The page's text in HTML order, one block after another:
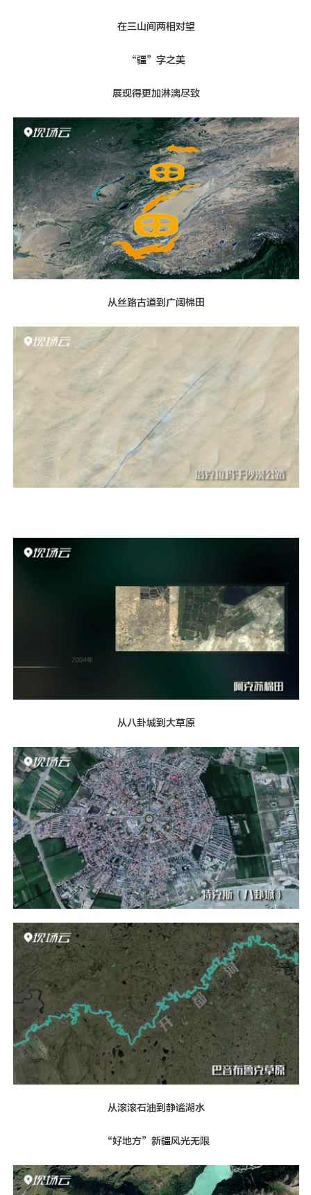
在三山间两相对望
“疆”字之美
展现得更加淋漓尽致
从丝路古道到广阔棉田
从八卦城到大草原
从滚滚石油到静谧湖水
“好地方”新疆风光无限